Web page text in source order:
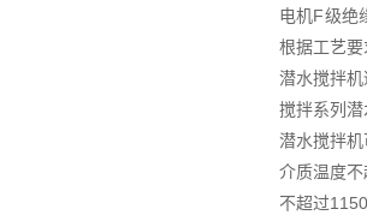
电机F级绝
根据工艺
潜水搅拌
搅拌系列
潜水搅拌
介质温度
不超过